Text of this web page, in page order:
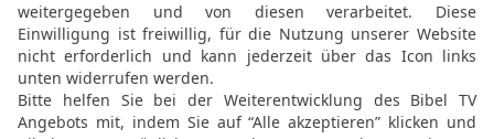
5 Mose 3 23 in der New International Version
At that time I pleaded with the LORD: